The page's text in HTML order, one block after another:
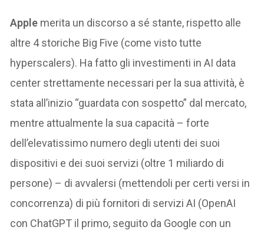
Apple merita un discorso a sé stante, rispetto alle
altre 4 storiche Big Five (come visto tutte
hyperscalers). Ha fatto gli investimenti in AI data
center strettamente necessari per la sua attività, è
stata all’inizio “guardata con sospetto” dal mercato,
mentre attualmente la sua capacità – forte
dell’elevatissimo numero degli utenti dei suoi
dispositivi e dei suoi servizi (oltre 1 miliardo di
persone) – di avvalersi (mettendoli per certi versi in
concorrenza) di più fornitori di servizi AI (OpenAI
con ChatGPT il primo, seguito da Google con un